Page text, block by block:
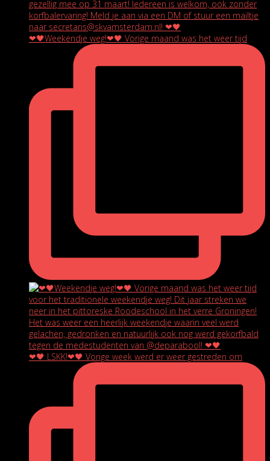
❤🖤Weekendje weg!❤🖤 Vorige maand was het weer tijd
❤🖤 LSKK!❤🖤 Vorige week werd er weer gestreden om